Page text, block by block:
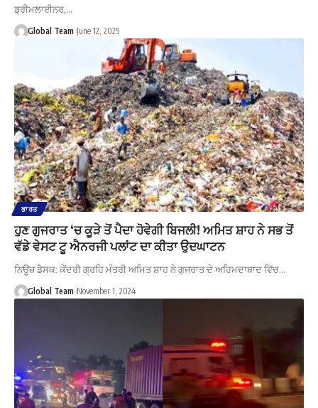
ਡ੍ਰੀਮਲਾਈਨਰ,…
Global Team June 12, 2025
ਭਾਰਤ
ਹੁਣ ਗੁਜਰਾਤ ‘ਚ ਕੂੜੇ ਤੋਂ ਪੈਦਾ ਹੋਵੇਗੀ ਬਿਜਲੀ! ਅਮਿਤ ਸ਼ਾਹ ਨੇ ਸਭ ਤੋਂ
ਵੱਡੇ ਵੇਸਟ ਟੂ ਐਨਰਜੀ ਪਲਾਂਟ ਦਾ ਕੀਤਾ ਉਦਘਾਟਨ
ਨਿਊਜ਼ ਡੈਸਕ: ਕੇਂਦਰੀ ਗ੍ਰਹਿ ਮੰਤਰੀ ਅਮਿਤ ਸ਼ਾਹ ਨੇ ਗੁਜਰਾਤ ਦੇ ਅਹਿਮਦਾਬਾਦ ਵਿੱਚ…
Global Team November 1, 2024